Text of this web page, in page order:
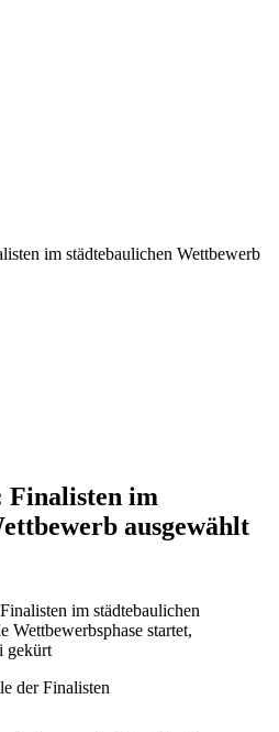
im städtebaulichen Wettbewerb
Finalisten im
ausgewählt
im städtebaulichen
Wettbewerbsphase startet,
gekürt